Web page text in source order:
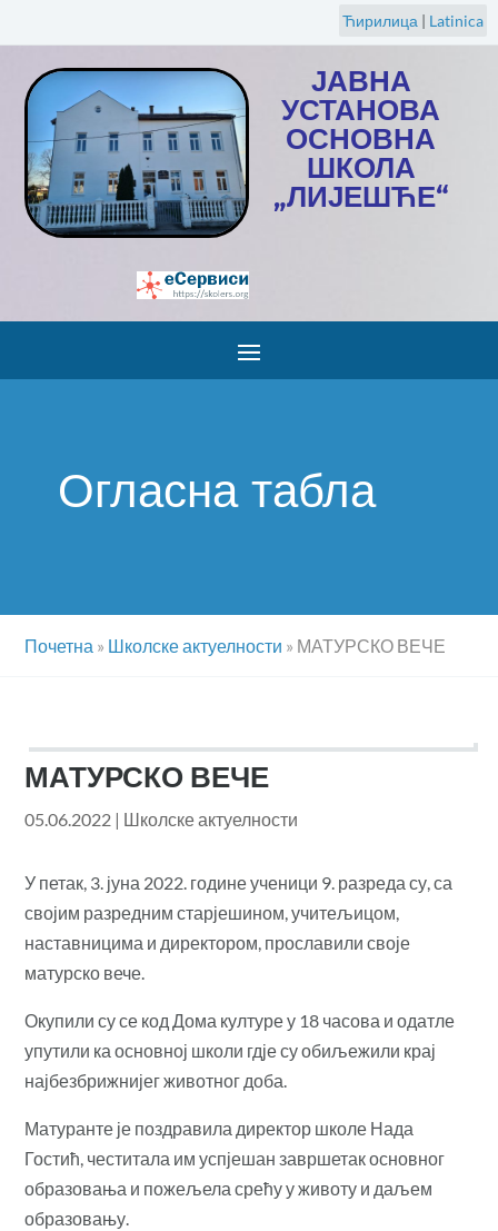
Ћирилица | Latinica
ЈАВНА
УСТАНОВА
ОСНОВНА
ШКОЛА
„ЛИЈЕШЋЕ“
Огласна табла
Почетна » Школске актуелности » МАТУРСКО ВЕЧЕ
МАТУРСКО ВЕЧЕ
05.06.2022 | Школске актуелности
У петак, 3. јуна 2022. године ученици 9. разреда су, са
својим разредним старјешином, учитељицом,
наставницима и директором, прославили своје
матурско вече.
Окупили су се код Дома културе у 18 часова и одатле
упутили ка основној школи гдје су обиљежили крај
најбезбрижнијег животног доба.
Матуранте је поздравила директор школе Нада
Гостић, честитала им успјешан завршетак основног
образовања и пожељела срећу у животу и даљем
образовању.